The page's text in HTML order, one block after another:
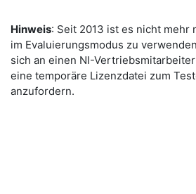
Hinweis: Seit 2013 ist es nicht mehr
im Evaluierungsmodus zu
sich an einen NI-
eine temporäre Lizenzdatei zum
anzufordern.